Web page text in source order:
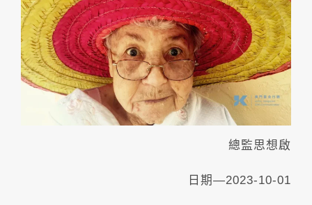
總監思想啟
日期—2023-10-01